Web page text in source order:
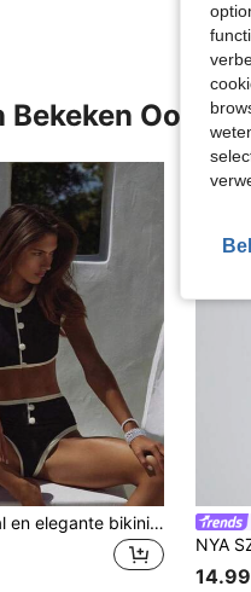
Ook
Sexy, casual en elegante bikini met hoge taille voor dames in zwart-wit kleurblok, perfect voor lente, zomer en strandvakanties